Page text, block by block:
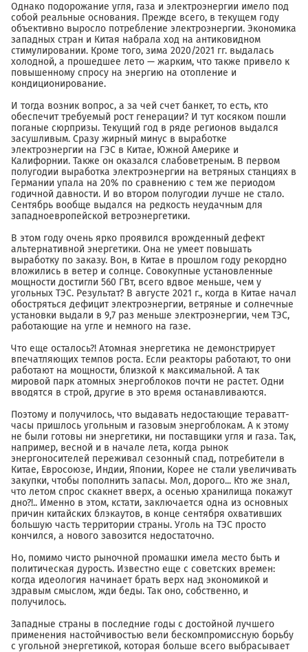
Однако подорожание угля, газа и электроэнергии имело под
собой реальные основания. Прежде всего, в текущем году
объективно выросло потребление электроэнергии. Экономика
западных стран и Китая набрала ход на антиковидном
стимулировании. Кроме того, зима 2020/2021 гг. выдалась
холодной, а прошедшее лето — жарким, что также привело к
повышенному спросу на энергию на отопление и
кондиционирование.
И тогда возник вопрос, а за чей счет банкет, то есть, кто
обеспечит требуемый рост генерации? И тут косяком пошли
поганые сюрпризы. Текущий год в ряде регионов выдался
засушливым. Сразу жирный минус в выработке
электроэнергии на ГЭС в Китае, Южной Америке и
Калифорнии. Также он оказался слабоветреным. В первом
полугодии выработка электроэнергии на ветряных станциях в
Германии упала на 20% по сравнению с тем же периодом
годичной давности. И во втором полугодии лучше не стало.
Сентябрь вообще выдался на редкость неудачным для
западноевропейской ветроэнергетики.
В этом году очень ярко проявился врожденный дефект
альтернативной энергетики. Она не умеет повышать
выработку по заказу. Вон, в Китае в прошлом году рекордно
вложились в ветер и солнце. Совокупные установленные
мощности достигли 560 ГВт, всего вдвое меньше, чем у
угольных ТЭС. Результат? В августе 2021 г., когда в Китае начал
обостряться дефицит электроэнергии, ветряные и солнечные
установки выдали в 9,7 раз меньше электроэнергии, чем ТЭС,
работающие на угле и немного на газе.
Что еще осталось?! Атомная энергетика не демонстрирует
впечатляющих темпов роста. Если реакторы работают, то они
работают на мощности, близкой к максимальной. А так
мировой парк атомных энергоблоков почти не растет. Одни
вводятся в строй, другие в это время останавливаются.
Поэтому и получилось, что выдавать недостающие тераватт-
часы пришлось угольным и газовым энергоблокам. А к этому
не были готовы ни энергетики, ни поставщики угля и газа. Так,
например, весной и в начале лета, когда рынок
энергоносителей переживал сезонный спад, потребители в
Китае, Евросоюзе, Индии, Японии, Корее не стали увеличивать
закупки, чтобы пополнить запасы. Мол, дорого... Кто же знал,
что летом спрос скакнет вверх, а осенью хранилища покажут
дно?!.. Именно в этом, кстати, заключается одна из основных
причин китайских блэкаутов, в конце сентября охвативших
большую часть территории страны. Уголь на ТЭС просто
кончился, а нового завозится недостаточно.
Но, помимо чисто рыночной промашки имела место быть и
политическая дурость. Известно еще с советских времен:
когда идеология начинает брать верх над экономикой и
здравым смыслом, жди беды. Так оно, собственно, и
получилось.
Западные страны в последние годы с достойной лучшего
применения настойчивостью вели бескомпромиссную борьбу
с угольной энергетикой, которая больше всего выбрасывает